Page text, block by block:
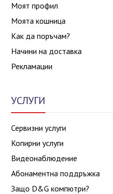
Моят профил
Моята кошница
Как да поръчам?
Начини на доставка
Рекламации
УСЛУГИ
Сервизни услуги
Копирни услуги
Видеонаблюдение
Абонаментна поддръжка
Защо D&G компютри?